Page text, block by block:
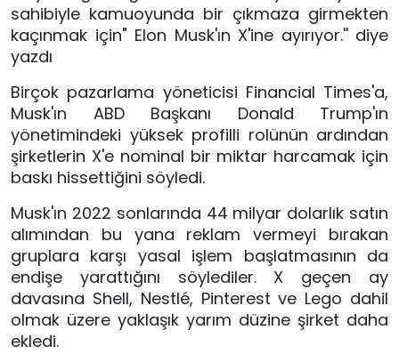
sahibiyle kamuoyunda bir çıkmaza girmekten
kaçınmak için" Elon Musk'ın X'ine ayırıyor.'' diye
yazdı
Birçok pazarlama yöneticisi Financial Times'a,
Musk'ın ABD Başkanı Donald Trump'ın
yönetimindeki yüksek profilli rolünün ardından
şirketlerin X'e nominal bir miktar harcamak için
baskı hissettiğini söyledi.
Musk'ın 2022 sonlarında 44 milyar dolarlık satın
alımından bu yana reklam vermeyi bırakan
gruplara karşı yasal işlem başlatmasının da
endişe yarattığını söylediler. X geçen ay
davasına Shell, Nestlé, Pinterest ve Lego dahil
olmak üzere yaklaşık yarım düzine şirket daha
ekledi.